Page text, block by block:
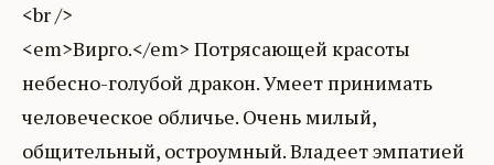
<br />
<em>Вирго.</em> Потрясающей красоты
небесно-голубой дракон. Умеет принимать
человеческое обличье. Очень милый,
общительный, остроумный. Владеет эмпатией